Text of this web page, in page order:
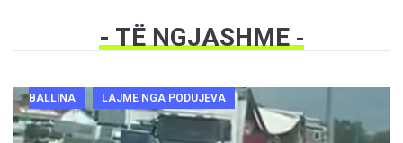
- TË NGJASHME-
BALLINA LAJME NGA PODUJEVA